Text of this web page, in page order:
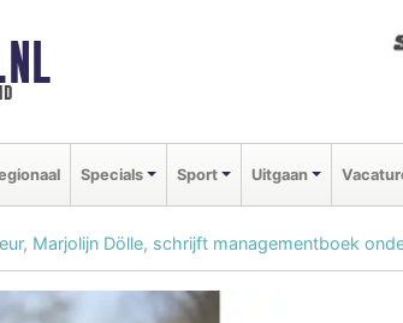
Specials Sport Uitgaan
Marjolijn Dölle, schrijft managementboek